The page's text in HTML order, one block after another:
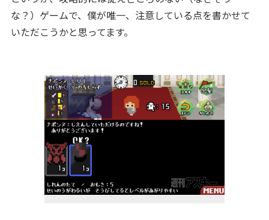
な？）ゲームで、僕が唯一、注意している点を書かせて
いただこうかと思ってます。